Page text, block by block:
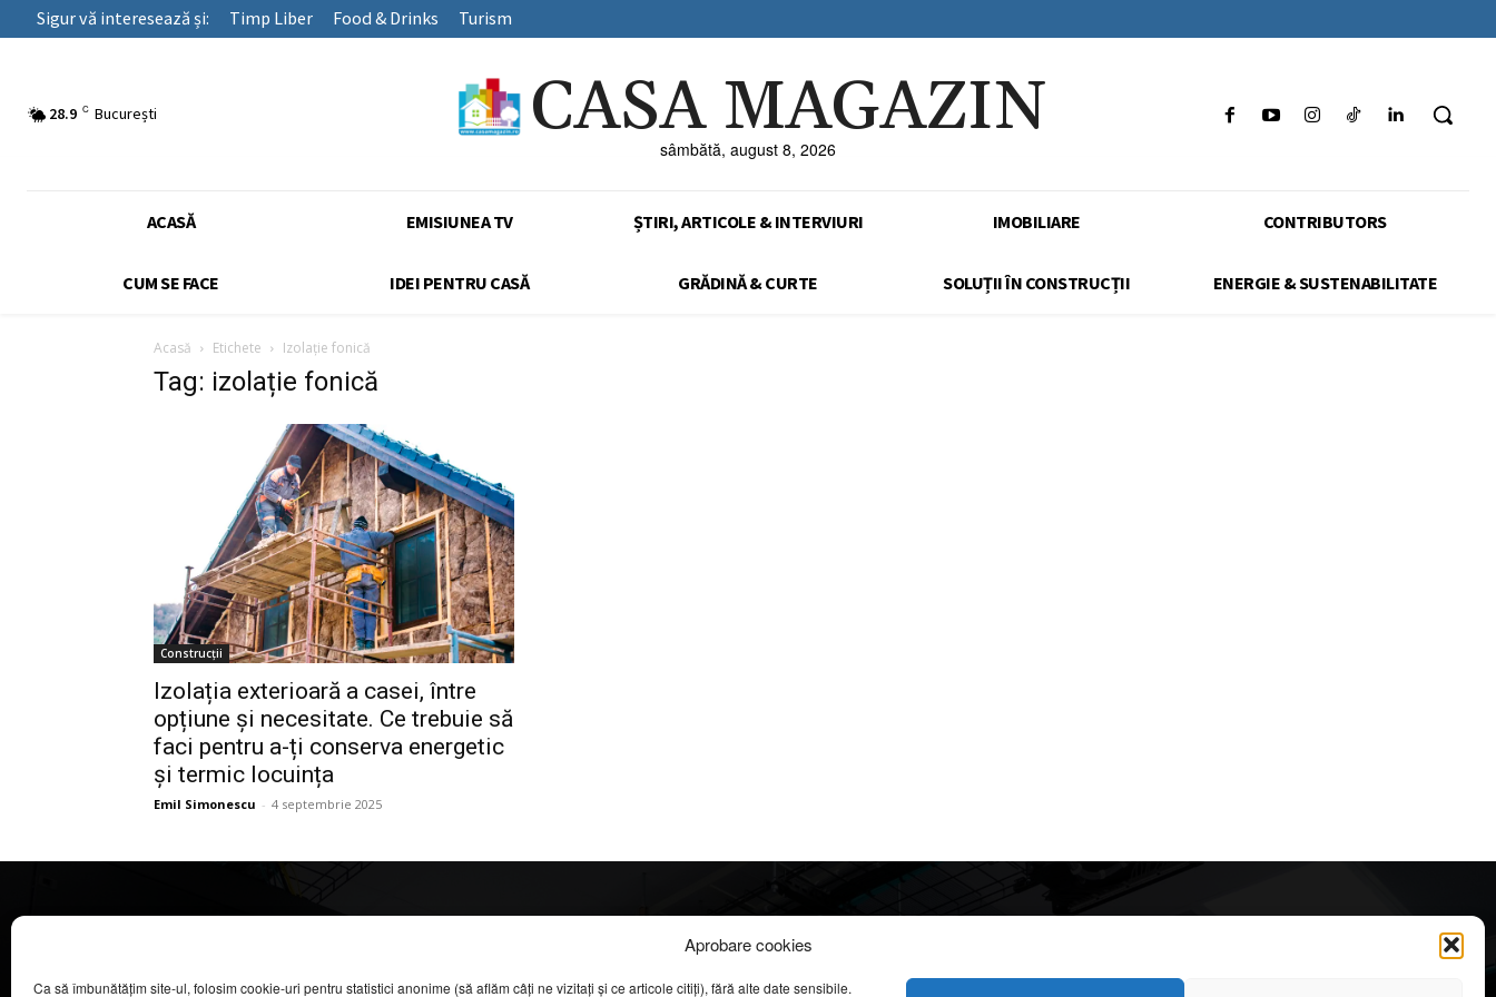
Aprobare cookies
Ca să îmbunătățim site-ul, folosim cookie-uri pentru statistici anonime (să aflăm câți ne vizitați și ce articole citiți), fără alte date sensibile.
Sigur vă interesează și: Timp Liber Food & Drinks Turism
28.9 C București CASA MAGAZIN
sâmbătă, august 8, 2026
ACASĂ EMISIUNEA TV ȘTIRI, ARTICOLE & INTERVIURI IMOBILIARE CONTRIBUTORS
CUM SE FACE IDEI PENTRU CASĂ GRĂDINĂ & CURTE SOLUȚII ÎN CONSTRUCȚII ENERGIE & SUSTENABILITATE
Acasă Etichete Izolație fonică
Tag: izolație fonică
Construcții
Izolația exterioară a casei, între
opțiune și necesitate. Ce trebuie să
faci pentru a-ți conserva energetic
și termic locuința
Emil Simonescu - 4 septembrie 2025
Info
DESPRE NOI
apreciate
Cele mai impresionante cabane